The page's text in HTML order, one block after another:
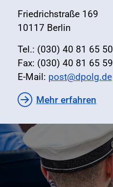
Friedrichstraße 169
10117 Berlin
Tel.: (030) 40 81 65 50
Fax: (030) 40 81 65 59
E-Mail: post@dpolg.de
Mehr erfahren